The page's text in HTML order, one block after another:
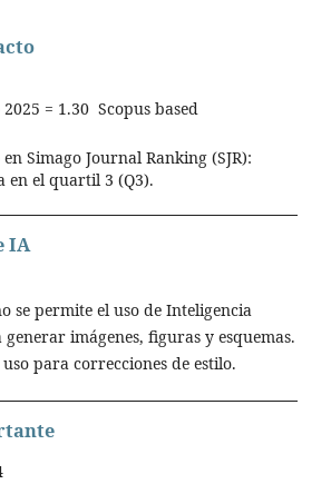
= 1.30 Scopus based
Simago Journal Ranking (SJR):
en el quartil 3 (Q3).
IA
se permite el uso de Inteligencia
imágenes, figuras y esquemas.
para correcciones de estilo.